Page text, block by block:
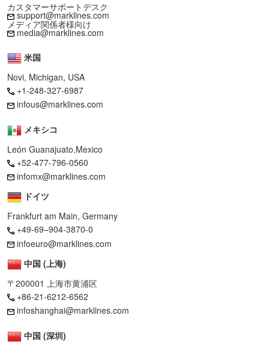
カスタマーサポートデスク
support@marklines.com
メディア関係者様向け
media@marklines.com
米国
Novi, Michigan, USA
+1-248-327-6987
infous@marklines.com
メキシコ
León Guanajuato,Mexico
+52-477-796-0560
infomx@marklines.com
ドイツ
Frankfurt am Main, Germany
+49-69–904-3870-0
infoeuro@marklines.com
中国 (上海)
〒200001 上海市黄浦区
+86-21-6212-6562
infoshanghai@marklines.com
中国 (深圳)